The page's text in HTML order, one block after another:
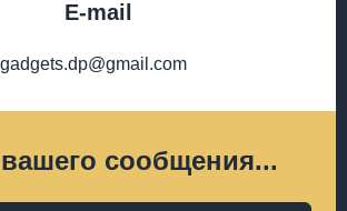
E-mail
сообщения...